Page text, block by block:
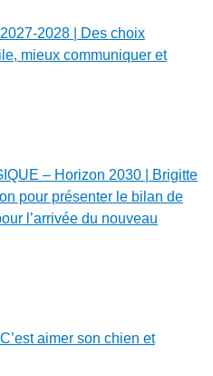
2028 | Des choix
mieux communiquer et
– Horizon 2030 | Brigitte
pour présenter le bilan de
l’arrivée du nouveau
aimer son chien et